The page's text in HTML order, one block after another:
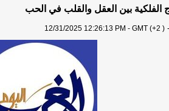
الفلكية بين العقل والقلب في الحب
-
12/31/2025 12:26:13 PM - GMT (+2 )